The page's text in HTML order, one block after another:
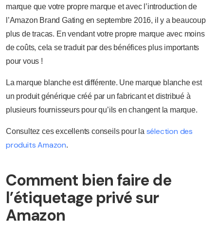
marque que votre propre marque et avec l’introduction de
l’Amazon Brand Gating en septembre 2016, il y a beaucoup
plus de tracas. En vendant votre propre marque avec moins
de coûts, cela se traduit par des bénéfices plus importants
pour vous !
La marque blanche est différente. Une marque blanche est
un produit générique créé par un fabricant et distribué à
plusieurs fournisseurs pour qu’ils en changent la marque.
Consultez ces excellents conseils pour la sélection des
produits Amazon.
Comment bien faire de
l’étiquetage privé sur
Amazon